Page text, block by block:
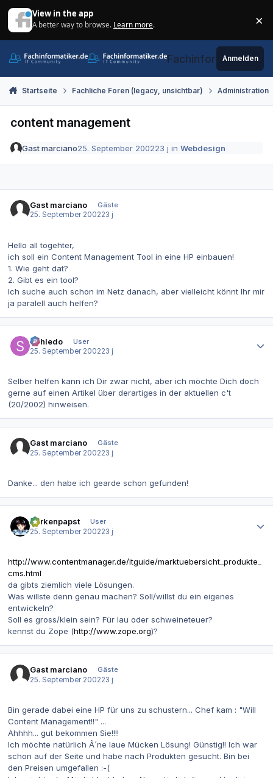
View in the app
A better way to browse. Learn more. ×
Fachinformatiker.de
Anmelden
Startseite Fachliche Foren (legacy, unsichtbar) Administration
content management
Gast marciano25. September 200223 j inWebdesign
Gast marciano
Gäste
25. September 200223 j
Hello all togehter,
ich soll ein Content Management Tool in eine HP einbauen!
1. Wie geht dat?
2. Gibt es ein tool?
Ich suche auch schon im Netz danach, aber vielleicht könnt Ihr mir
ja paralell auch helfen?
Schledo
User
25. September 200223 j
Selber helfen kann ich Dir zwar nicht, aber ich möchte Dich doch
gerne auf einen Artikel über derartiges in der aktuellen c't
(20/2002) hinweisen.
Gast marciano
Gäste
25. September 200223 j
Danke... den habe ich gearde schon gefunden!
gurkenpapst
User
25. September 200223 j
http://www.contentmanager.de/itguide/marktuebersicht_produkte_
cms.html
da gibts ziemlich viele Lösungen.
Was willste denn genau machen? Soll/willst du ein eigenes
entwickeln?
Soll es gross/klein sein? Für lau oder schweineteuer?
kennst du Zope (http://www.zope.org)?
Gast marciano
Gäste
25. September 200223 j
Bin gerade dabei eine HP für uns zu schustern... Chef kam : "Will
Content Management!!" ...
Ahhhh... gut bekommen Sie!!!!
Ich möchte natürlich Â´ne laue Mücken Lösung! Günstig!! Ich war
schon auf der Seite und habe nach Produkten gesucht. Bin bei
den Preisen umgefallen :-(